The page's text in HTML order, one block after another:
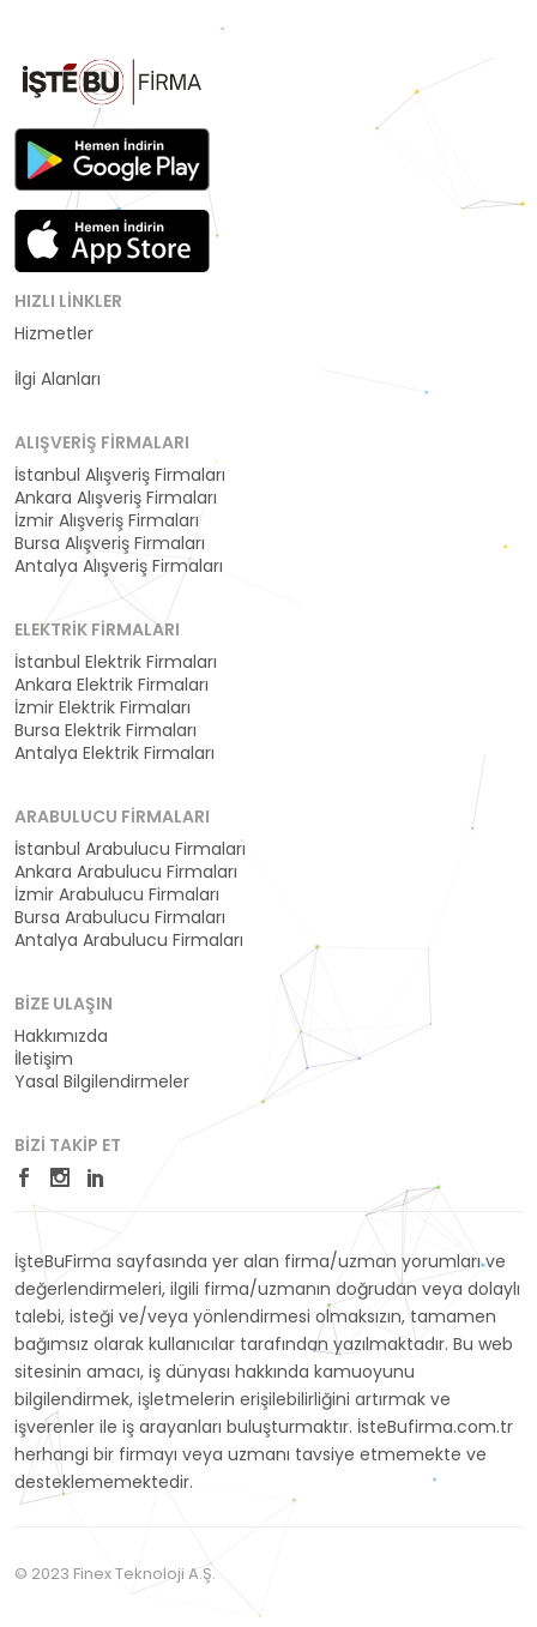
HIZLI LINKLER
Hizmetler
İlgi Alanları
ALIŞVERIŞ FIRMALARI
İstanbul Alışveriş Firmaları
Ankara Alışveriş Firmaları
İzmir Alışveriş Firmaları
Bursa Alışveriş Firmaları
Antalya Alışveriş Firmaları
ELEKTRIK FIRMALARI
İstanbul Elektrik Firmaları
Ankara Elektrik Firmaları
İzmir Elektrik Firmaları
Bursa Elektrik Firmaları
Antalya Elektrik Firmaları
ARABULUCU FIRMALARI
İstanbul Arabulucu Firmaları
Ankara Arabulucu Firmaları
İzmir Arabulucu Firmaları
Bursa Arabulucu Firmaları
Antalya Arabulucu Firmaları
BIZE ULAŞIN
Hakkımızda
İletişim
Yasal Bilgilendirmeler
BIZI TAKIP ET
İşteBuFirma sayfasında yer alan firma/uzman yorumları ve
değerlendirmeleri, ilgili firma/uzmanın doğrudan veya dolaylı
talebi, isteği ve/veya yönlendirmesi olmaksızın, tamamen
bağımsız olarak kullanıcılar tarafından yazılmaktadır. Bu web
sitesinin amacı, iş dünyası hakkında kamuoyunu
bilgilendirmek, işletmelerin erişilebilirliğini artırmak ve
işverenler ile iş arayanları buluşturmaktır. İsteBufirma.com.tr
herhangi bir firmayı veya uzmanı tavsiye etmemekte ve
desteklememektedir.
© 2023 Finex Teknoloji A.Ş.